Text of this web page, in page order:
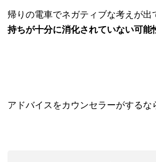
帰りの電車でネガティブな考えが出
持ちが十分に消化されていない可能
アドバイスをカウンセラーがするな